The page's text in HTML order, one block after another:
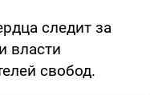
следит за
власти
свобод.